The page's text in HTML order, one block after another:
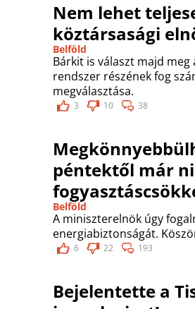
Nem lehet
köztársasági
Belföld
Bárkit is választ majd meg
rendszer részének fog
megválasztása.
3 10 38
péntektől már
Belföld
A miniszterelnök úgy
energiabiztonságát.
6 22 193
Bejelentette a